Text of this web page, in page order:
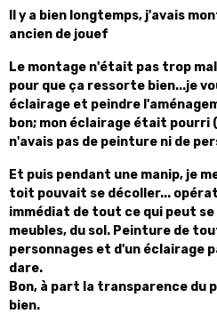
Il y a bien longtemps, j'avais
ancien de jouef
Le montage n'était pas trop
pour que ça ressorte bien...je
éclairage et peindre
bon; mon éclairage était pourri
n'avais pas de peinture ni de
Et puis pendant une manip, je
toit pouvait se décoller...
immédiat de tout ce qui peut
meubles, du sol. Peinture de
personnages et d'un éclairage
dare.
Bon, à part la transparence du
bien.